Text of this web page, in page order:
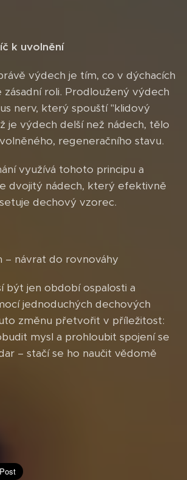
k uvolnění
výdech je tím, co v dýchacích
zásadní roli. Prodloužený výdech
nerv, který spouští "klidový
je výdech delší než nádech, tělo
regeneračního stavu.
využívá tohoto principu a
dvojitý nádech, který efektivně
dechový vzorec.
– návrat do rovnováhy
být jen období ospalosti a
jednoduchých dechových
změnu přetvořit v příležitost:
mysl a prohloubit spojení se
– stačí se ho naučit vědomě